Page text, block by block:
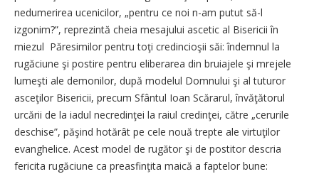
nedumerirea ucenicilor, „pentru ce noi n-am putut să-l
izgonim?”, reprezintă cheia mesajului ascetic al Bisericii în
miezul Păresimilor pentru toţi credincioşii săi: îndemnul la
rugăciune şi postire pentru eliberarea din bruiajele şi mrejele
lumeşti ale demonilor, după modelul Domnului şi al tuturor
asceţilor Bisericii, precum Sfântul Ioan Scărarul, învăţătorul
urcării de la iadul necredinţei la raiul credinţei, către „cerurile
deschise”, păşind hotărât pe cele nouă trepte ale virtuţilor
evanghelice. Acest model de rugător şi de postitor descria
fericita rugăciune ca preasfinţita maică a faptelor bune: